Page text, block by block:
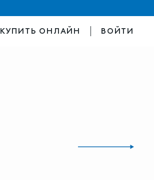
КУПИТЬ ОНЛАЙН ВОЙТИ